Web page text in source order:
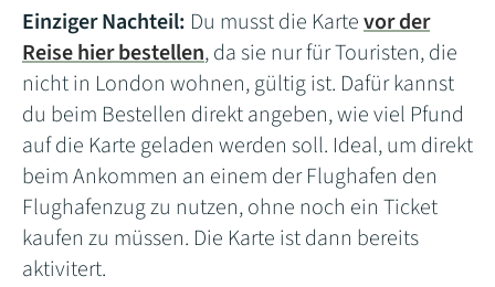
Einziger Nachteil: Du musst die Kartevor der
Reise hier bestellen, da sie nur für Touristen, die
nicht in London wohnen, gültig ist. Dafür kannst
du beim Bestellen direkt angeben, wie viel Pfund
auf die Karte geladen werden soll. Ideal, um direkt
beim Ankommen an einem der Flughafen den
Flughafenzug zu nutzen, ohne noch ein Ticket
kaufen zu müssen. Die Karte ist dann bereits
aktivitert.